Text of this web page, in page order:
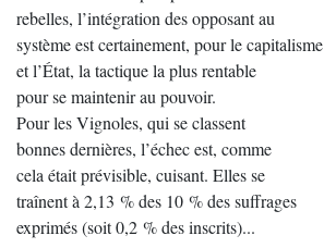
rebelles, l’intégration des opposant au
système est certainement, pour le capitalisme
et l’État, la tactique la plus rentable
pour se maintenir au pouvoir.
Pour les Vignoles, qui se classent
bonnes dernières, l’échec est, comme
cela était prévisible, cuisant. Elles se
traînent à 2,13 % des 10 % des suffrages
exprimés (soit 0,2 % des inscrits)...